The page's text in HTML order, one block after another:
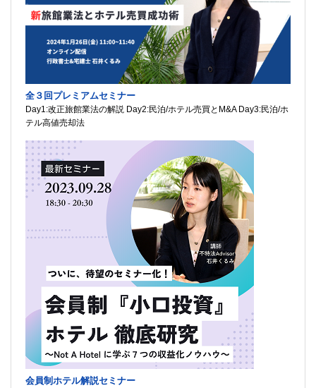
全３回プレミアムセミナー
Day1:改正旅館業法の解説 Day2:民泊/ホテル売買とM&A Day3:民泊/ホ
テル高値売却法
会員制ホテル解説セミナー